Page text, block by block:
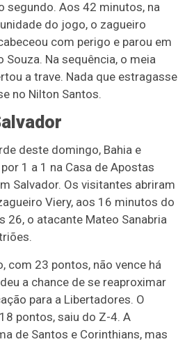
segundo. Aos 42 minutos, na
do jogo, o zagueiro
com perigo e parou em
Souza. Na sequência, o meia
a trave. Nada que estragasse
no Nilton Santos.
deste domingo, Bahia e
1 a 1 na Casa de Apostas
Salvador. Os visitantes abriram
Viery, aos 16 minutos do
26, o atacante Mateo Sanabria
com 23 pontos, não vence há
a chance de se reaproximar
para a Libertadores. O
pontos, saiu do Z-4. A
de Santos e Corinthians, mas